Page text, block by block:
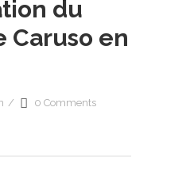
du
Caruso en
0 Comments